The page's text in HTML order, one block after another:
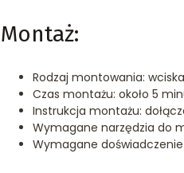
Montaż:
Rodzaj montowania:
Czas montażu: około 5
Instrukcja montażu:
Wymagane narzędzia do
Wymagane